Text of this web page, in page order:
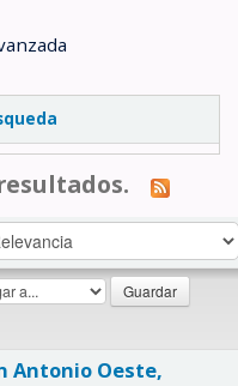
Antonio Oeste,